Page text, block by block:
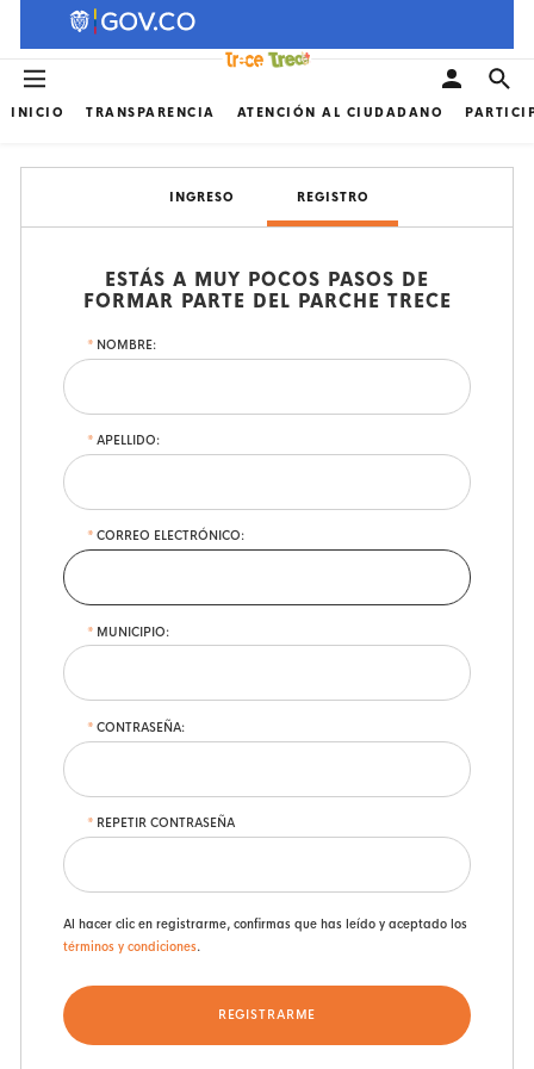
INICIO TRANSPARENCIA ATENCIÓN AL CIUDADANO
INGRESO REGISTRO
ESTÁS A MUY POCOS PASOS DE
FORMAR PARTE DEL PARCHE TRECE
NOMBRE:
APELLIDO:
CORREO ELECTRÓNICO:
MUNICIPIO:
CONTRASEÑA:
REPETIR CONTRASEÑA
Al hacer clic en registrarme, confirmas que has leído y aceptado los
términos y condiciones.
REGISTRARME